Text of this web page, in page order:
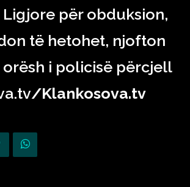
Ligjore për obduksion,
të hetohet, njofton
i policisë përcjell
/Klankosova.tv